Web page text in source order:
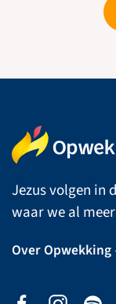
Jezus volgen in
waar we al
Over Opwekking